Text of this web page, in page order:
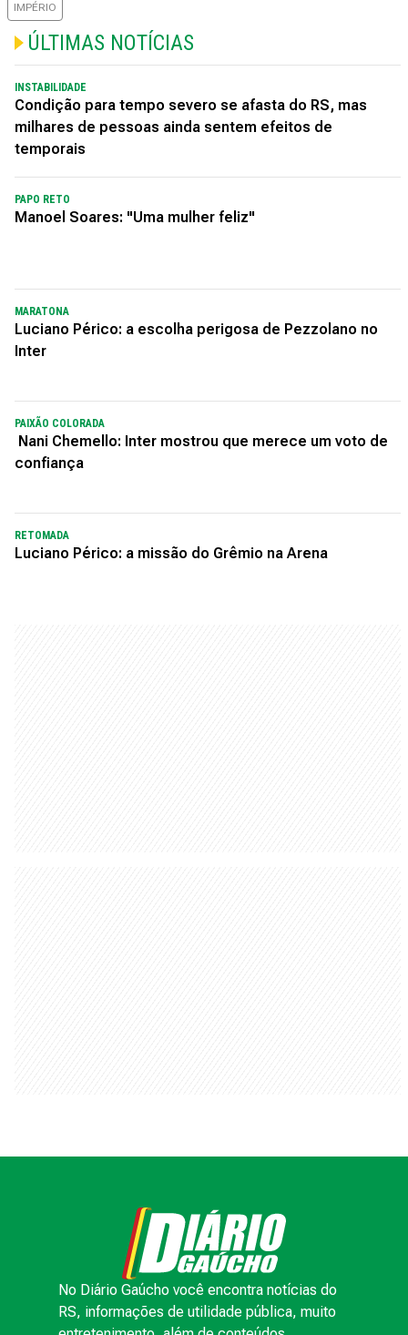
IMPÉRIO
ÚLTIMAS NOTÍCIAS
INSTABILIDADE
Condição para tempo severo se afasta do RS, mas
milhares de pessoas ainda sentem efeitos de
temporais
PAPO RETO
Manoel Soares: "Uma mulher feliz"
MARATONA
Luciano Périco: a escolha perigosa de Pezzolano no
Inter
PAIXÃO COLORADA
Nani Chemello: Inter mostrou que merece um voto de
confiança
RETOMADA
Luciano Périco: a missão do Grêmio na Arena